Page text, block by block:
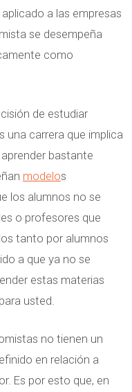
a las empresas
se desempeña
como
de estudiar
una carrera que implica
bastante
modelos
los alumnos no se
o profesores que
tanto por alumnos
a que ya no se
estas materias
usted.
no tienen un
en relación a
Es por esto que, en